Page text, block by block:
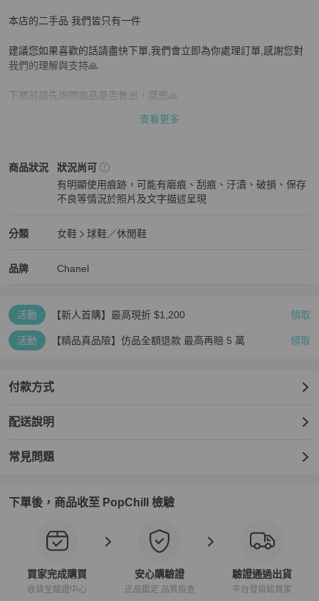
本店的二手品 我們皆只有一件
建議您如果喜歡的話請盡快下單,我們會立即為你處理訂單,感謝您對
我們的理解與支持🙏
下標前請先詢問商品是否售出，感恩🙏
下單前請先確認好尺寸唷
查看更多
商品狀況
Chanel女鞋商品狀態與細節
狀況尚可
有明顯使用痕跡，可能有磨痕、刮痕、汙漬、破損、保存
不良等情況於照片及文字描述呈現
分類
Chanel 女鞋分類資訊
女鞋
球鞋／休閒鞋
品牌
Chanel 精品女鞋品牌介紹
Chanel
Chanel 推薦清單
活動 【新人首購】最高現折 $1,200 領取
活動 【精品真品險】仿品全額退款 最高再賠 5 萬 領取
付款方式
配送說明
常見問題
下單後，商品收至 PopChill 檢驗
買家完成購買
收貨至驗證中心
安心購驗證
正品鑑定 品質檢查
驗證通過出貨
平台發貨給買家